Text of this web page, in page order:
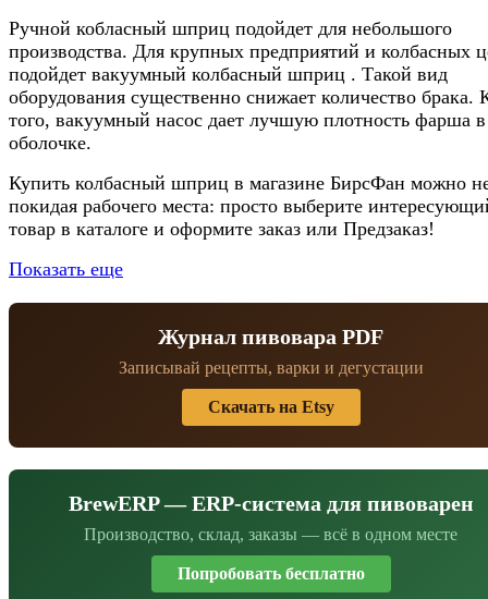
Ручной кобласный шприц подойдет для небольшого
производства. Для крупных предприятий и колбасных
подойдет вакуумный колбасный шприц . Такой вид
оборудования существенно снижает количество брака.
того, вакуумный насос дает лучшую плотность фарша в
оболочке.
Купить колбасный шприц в магазине БирсФан можно
покидая рабочего места: просто выберите
товар в каталоге и оформите заказ или Предзаказ!
Показать еще
Журнал пивовара PDF
Записывай рецепты, варки и дегустации
Скачать на Etsy
BrewERP — ERP-система для пивоварен
Производство, склад, заказы — всё в одном месте
Попробовать бесплатно